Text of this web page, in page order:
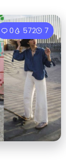
0 572 7